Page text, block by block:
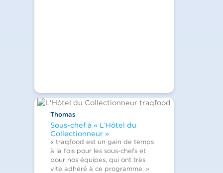
Thomas
Sous-chef à « L’Hôtel du
Collectionneur »
« traqfood est un gain de temps
à la fois pour les sous-chefs et
pour nos équipes, qui ont très
vite adhéré à ce programme. »